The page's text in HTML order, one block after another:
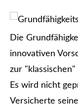
Die
innovativen
zur
Es wird nicht
Versicherte